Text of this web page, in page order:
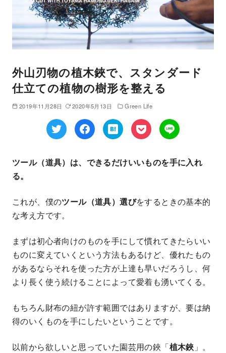
外山刃物の植木鋏で、スタンダード
仕立ての植物の樹形を整える
2019年11月28日 2020年5月13日 Green Life
ツール（道具）は、できるだけいいものを手に入れ
る。
これが、僕のツール（道具）選びをするときの基本的
な考え方です。
まずは初心者向けのものを手にして慣れてきたらいい
ものに変えていくという方法もあるけど、優れたもの
があるならそれを使った方が上達も早いだろうし、何
より長く使う続けることによって愛着も湧いてくる。
もちろん財布の紐が許す範囲ではありますが、要は納
得のいくものを手にしたいということです。
以前から欲しいと思っていた園芸用の鋏「植木鋏 」。